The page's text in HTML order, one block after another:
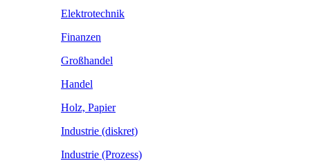
Elektrotechnik
Finanzen
Großhandel
Handel
Holz, Papier
Industrie (diskret)
Industrie (Prozess)